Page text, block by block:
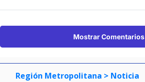
Mostrar Comentarios
Región Metropolitana > Noticia